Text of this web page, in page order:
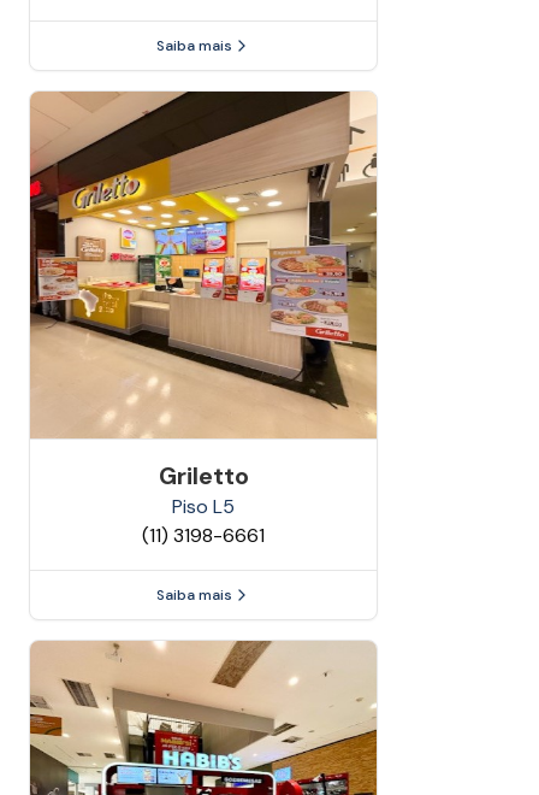
Saiba mais
Griletto
Piso L5
(11) 3198-6661
Saiba mais